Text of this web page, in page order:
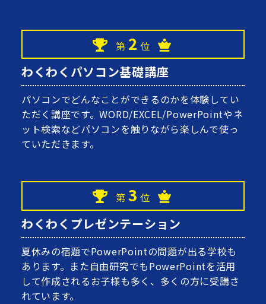
第 2 位
わくわくパソコン基礎講座
パソコンでどんなことができるのかを体験してい
ただく講座です。WORD/EXCEL/PowerPointやネ
ット検索などパソコンを触りながら楽しんで使っ
ていただきます。
第 3 位
わくわくプレゼンテーション
夏休みの宿題でPowerPointの問題が出る学校も
あります。また自由研究でもPowerPointを活用
して作成されるお子様も多く、多くの方に受講さ
れています。